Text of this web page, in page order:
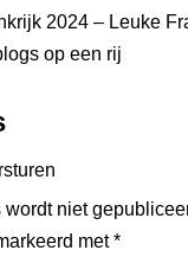
2024 – Leuke
op een rij
niet
met*